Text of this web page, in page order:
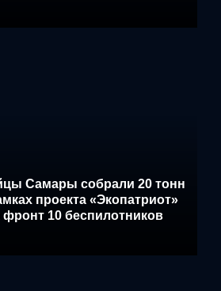
Самары собрали 20 тонн
проекта «Экопатриот»
фронт 10 беспилотников